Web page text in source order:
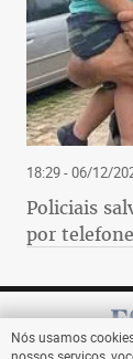
18:29 - 06/12/
Policiais
por
Nós usamos